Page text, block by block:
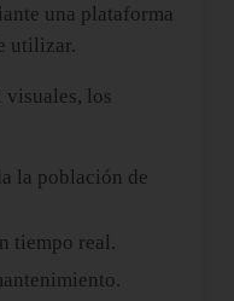
una plataforma
utilizar.
visuales, los
la población de
tiempo real.